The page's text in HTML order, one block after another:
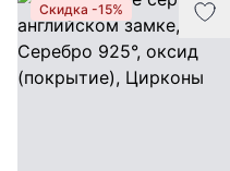
Скидка -15%